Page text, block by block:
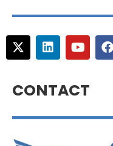
CONTACT